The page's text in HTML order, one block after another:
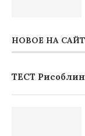
НОВОЕ НА
ТЕСТ